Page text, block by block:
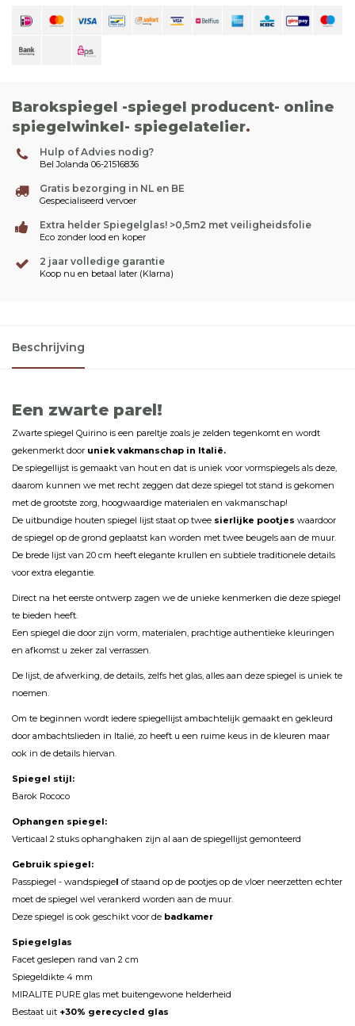
Barokspiegel -spiegel producent- online
spiegelwinkel- spiegelatelier.
Hulp of Advies nodig?
Bel Jolanda 06-21516836
Gratis bezorging in NL en BE
Gespecialiseerd vervoer
Extra helder Spiegelglas! >0,5m2 met veiligheidsfolie
Eco zonder lood en koper
2 jaar volledige garantie
Koop nu en betaal later (Klarna)
Beschrijving
Een zwarte parel!
Zwarte spiegel Quirino is een pareltje zoals je zelden tegenkomt en wordt
gekenmerkt door uniek vakmanschap in Italië.
De spiegellijst is gemaakt van hout en dat is uniek voor vormspiegels als deze,
daarom kunnen we met recht zeggen dat deze spiegel tot stand is gekomen
met de grootste zorg, hoogwaardige materialen en vakmanschap!
De uitbundige houten spiegel lijst staat op twee sierlijke pootjes waardoor
de spiegel op de grond geplaatst kan worden met twee beugels aan de muur.
De brede lijst van 20 cm heeft elegante krullen en subtiele traditionele details
voor extra elegantie.
Direct na het eerste ontwerp zagen we de unieke kenmerken die deze spiegel
te bieden heeft.
Een spiegel die door zijn vorm, materialen, prachtige authentieke kleuringen
en afkomst u zeker zal verrassen.
De lijst, de afwerking, de details, zelfs het glas, alles aan deze spiegel is uniek te
noemen.
Om te beginnen wordt iedere spiegellijst ambachtelijk gemaakt en gekleurd
door ambachtslieden in Italië, zo heeft u een ruime keus in de kleuren maar
ook in de details hiervan.
Spiegel stijl:
Barok Rococo
Ophangen spiegel:
Verticaal 2 stuks ophanghaken zijn al aan de spiegellijst gemonteerd
Gebruik spiegel:
Passpiegel - wandspiegel of staand op de pootjes op de vloer neerzetten echter
moet de spiegel wel verankerd worden aan de muur.
Deze spiegel is ook geschikt voor de badkamer
Spiegelglas
Facet geslepen rand van 2 cm
Spiegeldikte 4 mm
MIRALITE PURE glas met buitengewone helderheid
Bestaat uit +30% gerecycled glas